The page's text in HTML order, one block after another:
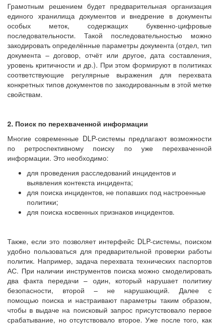
Грамотным решением будет предварительная организация
единого хранилища документов и внедрение в документы
особых меток, содержащих буквенно-цифровые
последовательности. Такой последовательностью можно
закодировать определённые параметры документа (отдел, тип
документа – договор, отчёт или другое, дата составления,
уровень критичности и др.). При этом формируют в политиках
соответствующие регулярные выражения для перехвата
конкретных типов документов по закодированным в этой метке
свойствам.
2. Поиск по перехваченной информации
Многие современные DLP-системы предлагают возможности
по ретроспективному поиску по уже перехваченной
информации. Это необходимо:
для проведения расследований инцидентов и
выявления контекста инцидента;
для поиска инцидентов, не попавших под настроенные
политики;
для поиска косвенных признаков инцидентов.
Также, если это позволяет интерфейс DLP-системы, поиском
удобно пользоваться для предварительной проверки работы
политик. Например, задача перехвата технических паспортов
АС. При наличии инструментов поиска можно смоделировать
два факта передачи – один, который нарушает политику
безопасности, второй – не нарушающий. Далее с
помощью поиска и настраивают параметры таким образом,
чтобы в выдаче на поисковый запрос присутствовало первое
срабатывание, но отсутствовало второе. Уже после того, как